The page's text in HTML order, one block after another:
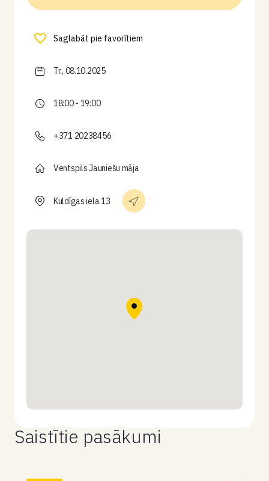
Saglabāt pie favorītiem
Tr., 08.10.2025
18:00 - 19:00
+371 20238456
Ventspils Jauniešu māja
Kuldīgas iela 13
Saistītie pasākumi